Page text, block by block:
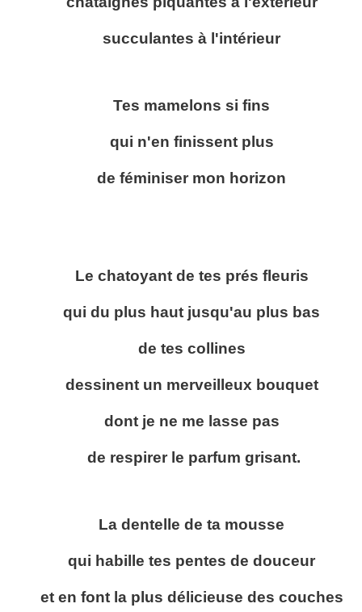
succulantes à l'intérieur
Tes mamelons si fins
qui n'en finissent plus
de féminiser mon horizon
Le chatoyant de tes prés fleuris
qui du plus haut jusqu'au plus bas
de tes collines
dessinent un merveilleux bouquet
dont je ne me lasse pas
de respirer le parfum grisant.
La dentelle de ta mousse
qui habille tes pentes de douceur
et en font la plus délicieuse des couches